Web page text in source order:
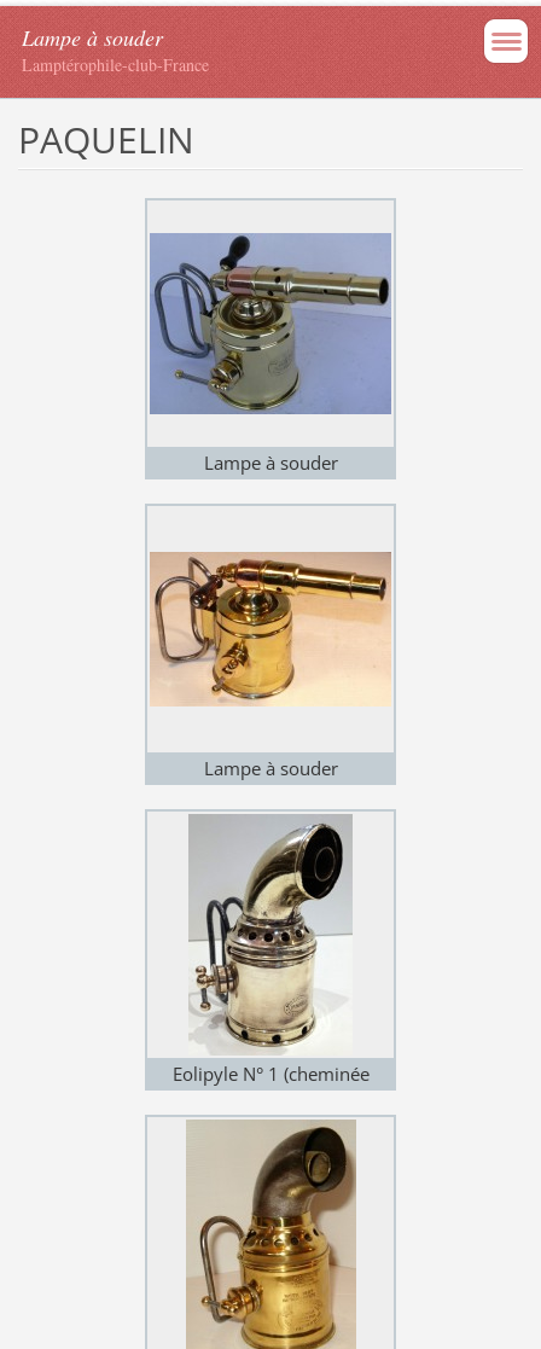
Lampe à souder
Lamptérophile-club-France
PAQUELIN
Lampe à souder
Lampe à souder
Eolipyle N° 1 (cheminée